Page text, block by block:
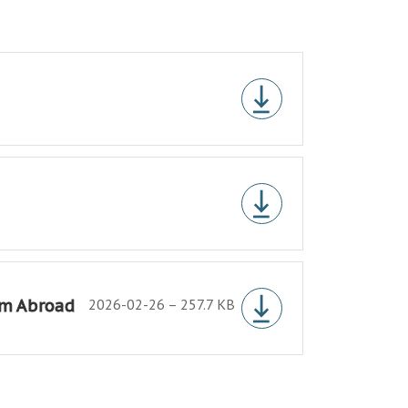
Abroad 2026-02-26 – 257.7 KB